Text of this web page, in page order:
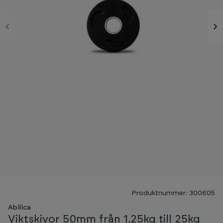
Produktnummer: 300605
Abilica
Viktskivor 50mm från 1,25kg till 25kg